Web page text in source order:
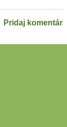
Pridaj komentár